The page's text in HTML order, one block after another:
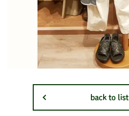
back to list